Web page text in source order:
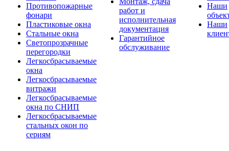
Противопожарные
фонари
Пластиковые окна
Стальные окна
Светопрозрачные
перегородки
Легкосбрасываемые
окна
Легкосбрасываемые
витражи
Легкосбрасываемые
окна по СНИП
Легкосбрасываемые
стальных окон по
сериям
работ и
исполнительная
документация
Гарантийное
обслуживание
Наши
Наши